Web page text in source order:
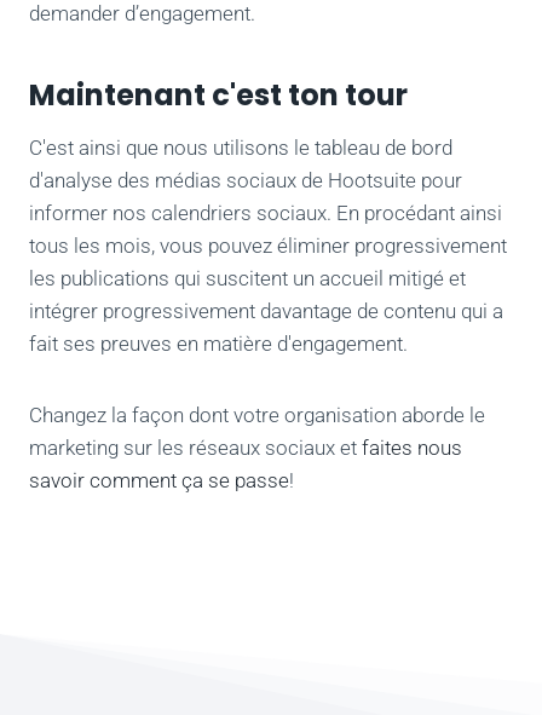
demander d’engagement.
Maintenant c'est ton tour
C'est ainsi que nous utilisons le tableau de bord
d'analyse des médias sociaux de Hootsuite pour
informer nos calendriers sociaux. En procédant ainsi
tous les mois, vous pouvez éliminer progressivement
les publications qui suscitent un accueil mitigé et
intégrer progressivement davantage de contenu qui a
fait ses preuves en matière d'engagement.
Changez la façon dont votre organisation aborde le
marketing sur les réseaux sociaux et faites nous
savoir comment ça se passe!